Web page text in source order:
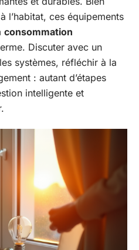
l’habitat, ces équipements
consommation
Discuter avec un
systèmes, réfléchir à la
: autant d’étapes
intelligente et